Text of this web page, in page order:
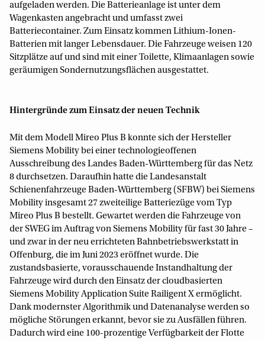
aufgeladen werden. Die Batterieanlage ist unter dem
Wagenkasten angebracht und umfasst zwei
Batteriecontainer. Zum Einsatz kommen Lithium-Ionen-
Batterien mit langer Lebensdauer. Die Fahrzeuge weisen 120
Sitzplätze auf und sind mit einer Toilette, Klimaanlagen sowie
geräumigen Sondernutzungsflächen ausgestattet.
Hintergründe zum Einsatz der neuen Technik
Mit dem Modell Mireo Plus B konnte sich der Hersteller
Siemens Mobility bei einer technologieoffenen
Ausschreibung des Landes Baden-Württemberg für das Netz
8 durchsetzen. Daraufhin hatte die Landesanstalt
Schienenfahrzeuge Baden-Württemberg (SFBW) bei Siemens
Mobility insgesamt 27 zweiteilige Batteriezüge vom Typ
Mireo Plus B bestellt. Gewartet werden die Fahrzeuge von
der SWEG im Auftrag von Siemens Mobility für fast 30 Jahre –
und zwar in der neu errichteten Bahnbetriebswerkstatt in
Offenburg, die im Juni 2023 eröffnet wurde. Die
zustandsbasierte, vorausschauende Instandhaltung der
Fahrzeuge wird durch den Einsatz der cloudbasierten
Siemens Mobility Application Suite Railigent X ermöglicht.
Dank modernster Algorithmik und Datenanalyse werden so
mögliche Störungen erkannt, bevor sie zu Ausfällen führen.
Dadurch wird eine 100-prozentige Verfügbarkeit der Flotte